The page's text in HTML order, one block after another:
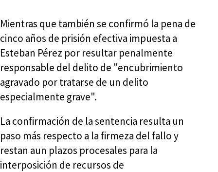
Mientras que también se confirmó la pena de
cinco años de prisión efectiva impuesta a
Esteban Pérez por resultar penalmente
responsable del delito de "encubrimiento
agravado por tratarse de un delito
especialmente grave".
La confirmación de la sentencia resulta un
paso más respecto a la firmeza del fallo y
restan aun plazos procesales para la
interposición de recursos de